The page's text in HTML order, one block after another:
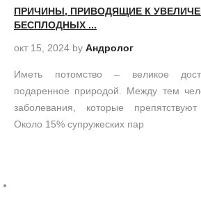
ПРИЧИНЫ, ПРИВОДЯЩИЕ К
БЕСПЛОДНЫХ ...
окт 15, 2024 by Андролог
Иметь потомство – великое
подаренное природой. Между тем
заболевания, которые
Около 15% супружеских пар